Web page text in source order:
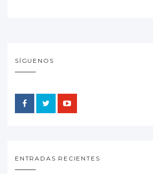
SÍGUENOS
ENTRADAS RECIENTES